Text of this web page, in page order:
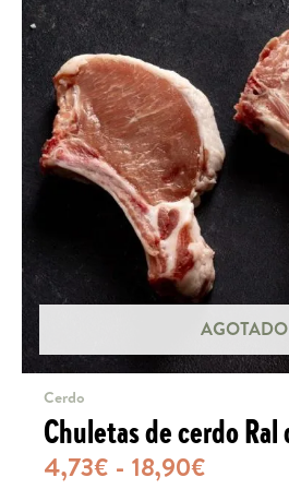
AGOTADO
Cerdo
Chuletas de cerdo Ral
4,73€ - 18,90€Rango